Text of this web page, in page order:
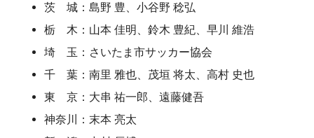
茨 城：島野 豊、小谷野 稔弘
栃 木：山本 佳明、鈴木 豊紀、早川 維浩
埼 玉：さいたま市サッカー協会
千 葉：南里 雅也、茂垣 将太、高村 史也
東 京：大串 祐一郎、遠藤健吾
神奈川：末本 亮太